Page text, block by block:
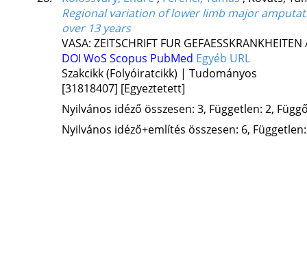
Regional variation of lower limb major
over 13 years
VASA: ZEITSCHRIFT FUR
DOI WoS Scopus PubMed Egyéb URL
Szakcikk (Folyóiratcikk) | Tudományos
[31818407] [Egyeztetett]
Nyilvános idéző összesen: 3, Független: 2,
Nyilvános idéző+említés összesen: 6,